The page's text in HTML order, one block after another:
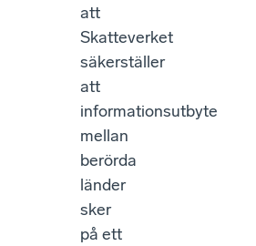
att
Skatteverket
säkerställer
att
informationsutbyte
mellan
berörda
länder
sker
på ett